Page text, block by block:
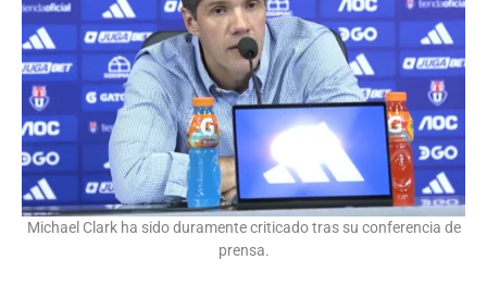
Michael Clark ha sido duramente criticado tras su conferencia de
prensa.